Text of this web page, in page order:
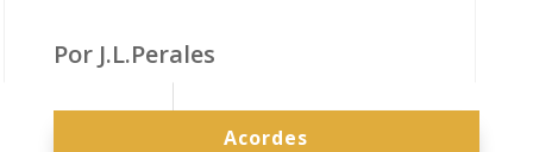
Por J.L.Perales
Acordes